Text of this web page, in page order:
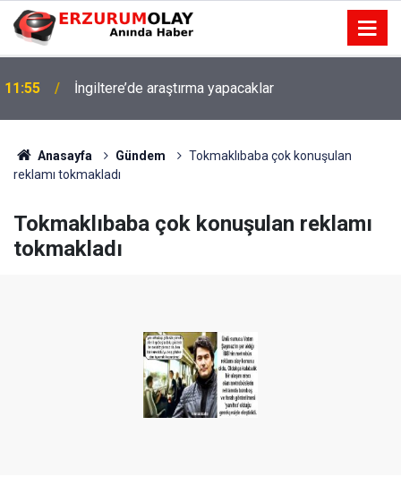
11:55 İngiltere’de araştırma yapacaklar
Anasayfa Gündem
Tokmaklıbaba çok konuşulan
reklamı tokmakladı
Tokmaklıbaba çok konuşulan reklamı
tokmakladı